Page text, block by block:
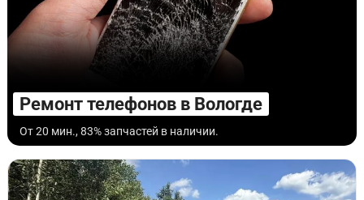
Ремонт телефонов в Вологде
От 20 мин., 83% запчастей в наличии.